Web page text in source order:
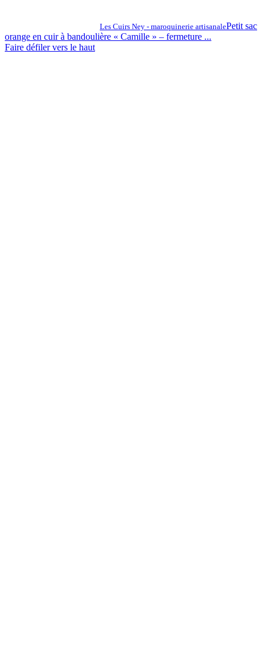
Les Cuirs Ney - maroquinerie artisanalePetit sac
orange en cuir à bandoulière « Camille » – fermeture ...
Faire défiler vers le haut